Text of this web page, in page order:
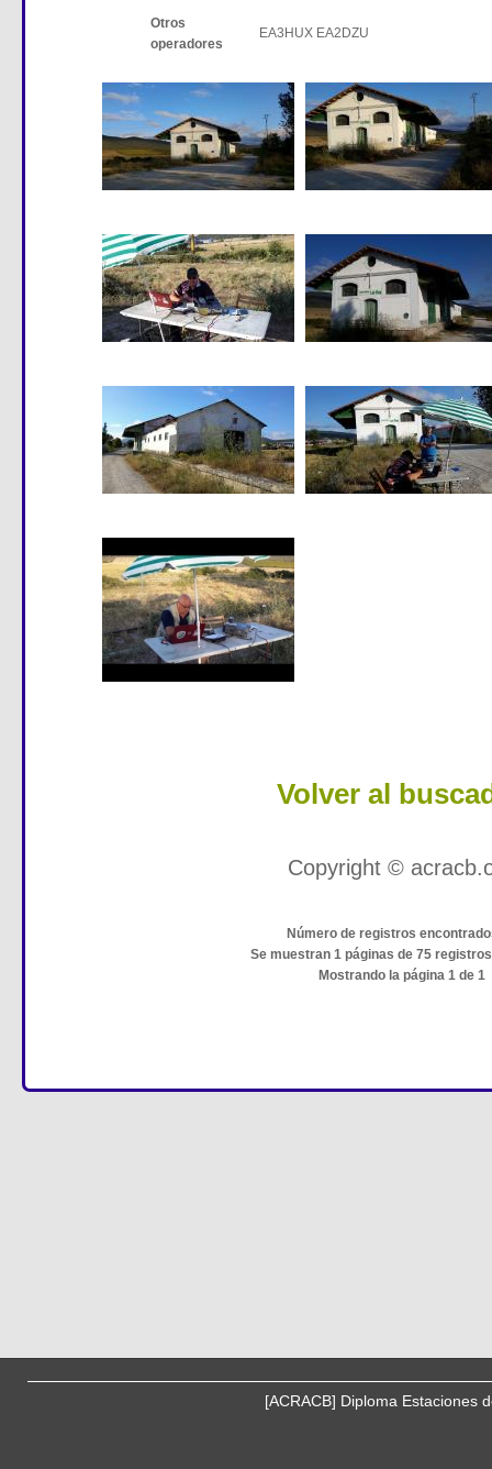
Otros
operadores
EA3HUX EA2DZU
Volver al
Copyright ©
Número de registros
Se muestran 1 páginas de 75
Mostrando la página 1 de 1
[ACRACB] Diploma Estaciones